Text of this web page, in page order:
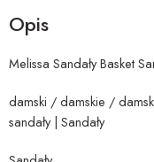
Opis
Melissa Sandały Basket
damski / damskie /
sandały | Sandały